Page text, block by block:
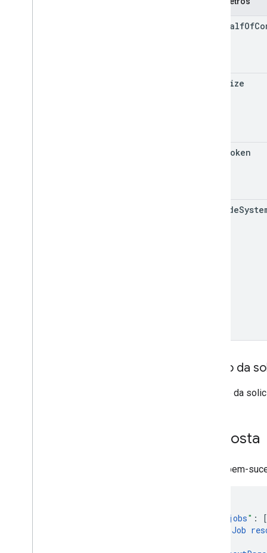
BehalfOf
Size
Token
include
Corpo da
O corpo da
Resposta
Se for bem-
jobs" :
[
Job